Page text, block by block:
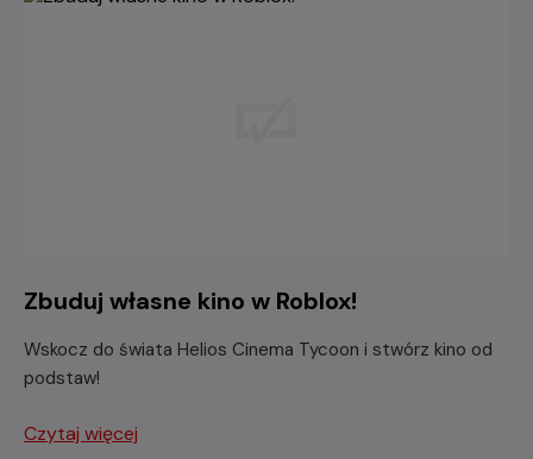
Zbuduj własne kino w Roblox!
Wskocz do świata Helios Cinema Tycoon i stwórz kino od
podstaw!
Czytaj więcej